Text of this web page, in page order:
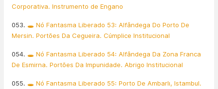
Corporativa. Instrumento de Engano
053. 🕳️ Nó Fantasma Liberado 53: Alfândega Do Porto De
Mersin. Portões Da Cegueira. Cúmplice Institucional
054. 🕳️ Nó Fantasma Liberado 54: Alfândega Da Zona Franca
De Esmirna. Portões Da Impunidade. Abrigo Institucional
055. 🕳️ Nó Fantasma Liberado 55: Porto De Ambarlı, Istambul.